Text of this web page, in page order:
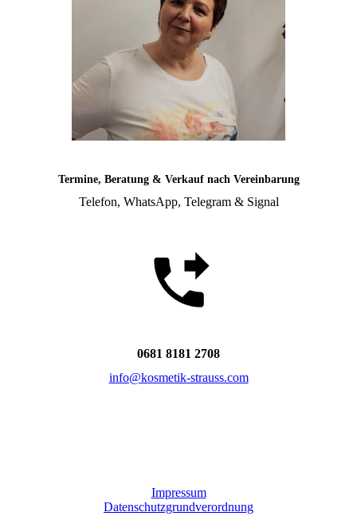
Termine, Beratung & Verkauf nach Vereinbarung
Telefon, WhatsApp, Telegram & Signal
0681 8181 2708
info@kosmetik-strauss.com
Impressum
Datenschutzgrundverordnung